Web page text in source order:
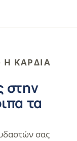
ΚΑΡΔΙΆ
στην
τα
σας